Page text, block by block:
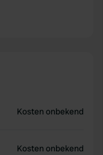
Kosten onbekend
Kosten onbekend